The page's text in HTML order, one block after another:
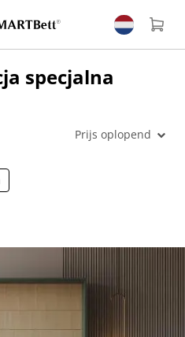
specjalna
Prijs oplopend